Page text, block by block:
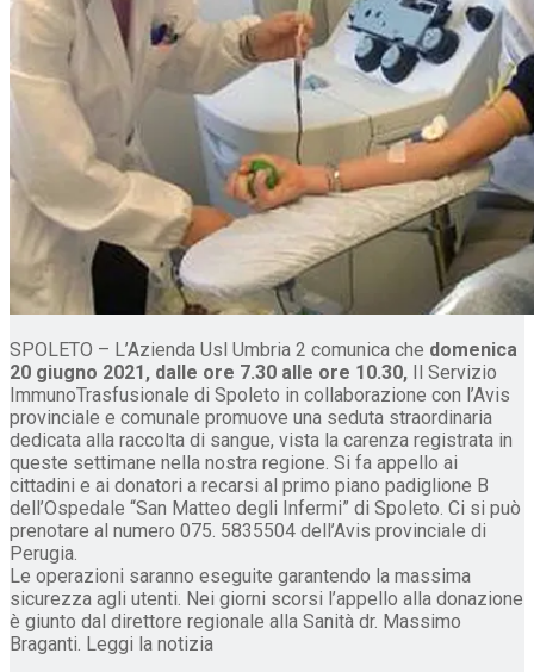
SPOLETO – L’Azienda Usl Umbria 2 comunica che domenica
20 giugno 2021, dalle ore 7.30 alle ore 10.30, Il Servizio
ImmunoTrasfusionale di Spoleto in collaborazione con l’Avis
provinciale e comunale promuove una seduta straordinaria
dedicata alla raccolta di sangue, vista la carenza registrata in
queste settimane nella nostra regione. Si fa appello ai
cittadini e ai donatori a recarsi al primo piano padiglione B
dell’Ospedale “San Matteo degli Infermi” di Spoleto. Ci si può
prenotare al numero 075. 5835504 dell’Avis provinciale di
Perugia.
Le operazioni saranno eseguite garantendo la massima
sicurezza agli utenti. Nei giorni scorsi l’appello alla donazione
è giunto dal direttore regionale alla Sanità dr. Massimo
Braganti. Leggi la notizia